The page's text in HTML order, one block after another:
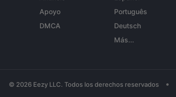
Apoyo
DMCA
Português
Deutsch
Más...
© 2026 Eezy LLC. Todos los derechos reservados •